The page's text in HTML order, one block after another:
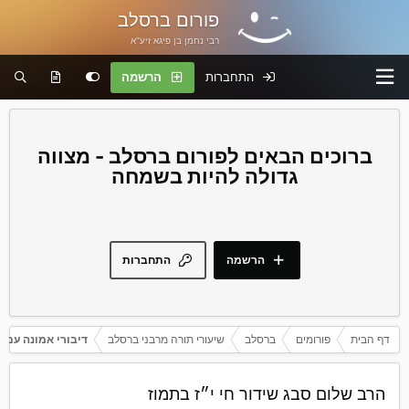
פורום ברסלב
רבי נחמן בן פיגא זיע"א
התחברות הרשמה
פורום ברסלב - מצווה
גדולה להיות בשמחה
התחברות הרשמה
דף הבית פורומים ברסלב שיעורי תורה מרבני ברסלב דיבורי אמונה
‏הרב שלום סבג שידור חי י״ז בתמוז